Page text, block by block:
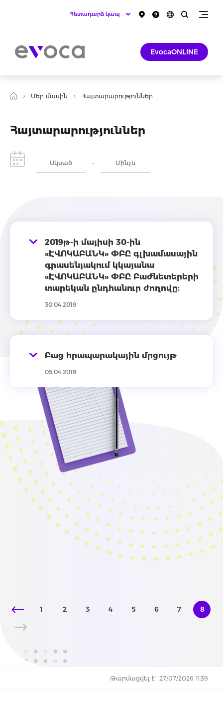
Հետադարձ կապ
EvocaONLINE
Մեր մասին Հայտարարություններ
Հայտարարություններ
-
2019թ-ի մայիսի 30-ին
«ԷՎՈԿԱԲԱՆԿ» ՓԲԸ գլխամասային
գրասենյակում կկայանա
«ԷՎՈԿԱԲԱՆԿ» ՓԲԸ Բաժնետերերի
տարեկան ընդհանուր ժողովը:
30.04.2019
Բաց հրապարակային մրցույթ
05.04.2019
1 2 3 4 5 6 7 8
Թարմացվել է` 27/07/2026 11:39